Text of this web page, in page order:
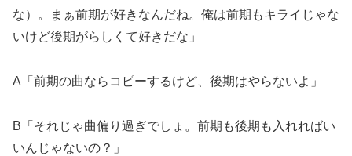
な）。まぁ前期が好きなんだね。俺は前期もキライじゃな
いけど後期がらしくて好きだな」
A「前期の曲ならコピーするけど、後期はやらないよ」
B「それじゃ曲偏り過ぎでしょ。前期も後期も入れればい
いんじゃないの？」